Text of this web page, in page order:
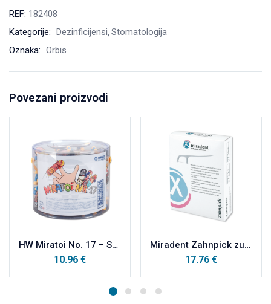
REF: 182408
Kategorije: Dezinficijensi Stomatologija
Oznaka: Orbis
Povezani proizvodi
HW Miratoi No. 17 – SKATEBOARD 10 kom
10.96 €
Miradent Zahnpick zubna čačkalica 100kom
17.76 €